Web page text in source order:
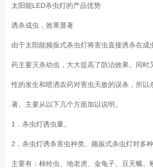
太阳能LED杀虫灯的产品优势
诱杀成虫，效果显著
由于太阳能频振式杀虫灯将害虫直接诱杀在成
药主要灭杀幼虫，大大提高了防治效果。同时
性的发生和喷洒农药对害虫天敌的误杀，所以
著。主要从以下几个方面加以说明。
1．杀虫灯诱虫量。
2．杀虫灯诱杀害虫种类。频振式杀虫灯对多
主要有：棉铃虫、地老虎、金龟子、豆天蛾、